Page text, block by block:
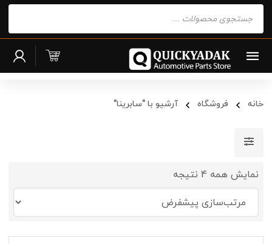
search
خانه فروشگاه آرشیو با "سابرینا"
نمایش همه 4 نتیجه